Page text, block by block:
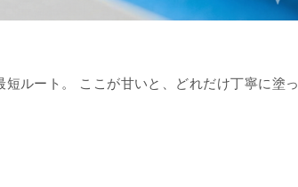
ルート。 ここが甘いと、どれだけ丁寧に塗っ